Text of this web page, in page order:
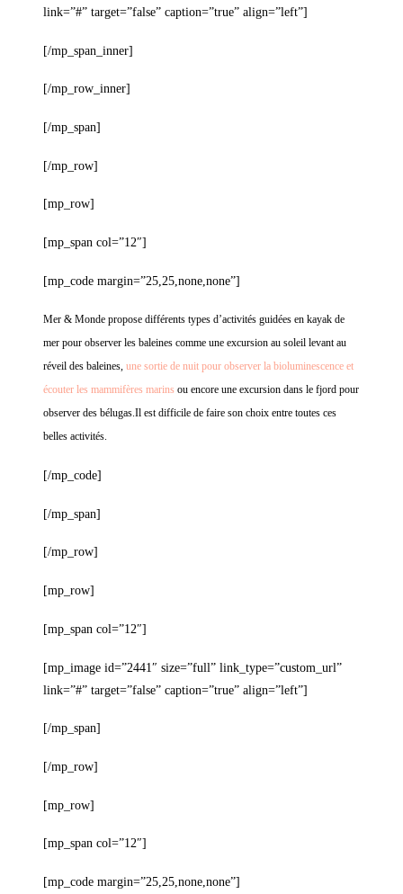
link=”#” target=”false” caption=”true” align=”left”]
[/mp_span_inner]
[/mp_row_inner]
[/mp_span]
[/mp_row]
[mp_row]
[mp_span col=”12″]
[mp_code margin=”25,25,none,none”]
Mer & Monde propose différents types d’activités guidées en kayak de
mer pour observer les baleines comme une excursion au soleil levant au
réveil des baleines, une sortie de nuit pour observer la bioluminescence et
écouter les mammifères marins ou encore une excursion dans le fjord pour
observer des bélugas.Il est difficile de faire son choix entre toutes ces
belles activités.
[/mp_code]
[/mp_span]
[/mp_row]
[mp_row]
[mp_span col=”12″]
[mp_image id=”2441″ size=”full” link_type=”custom_url”
link=”#” target=”false” caption=”true” align=”left”]
[/mp_span]
[/mp_row]
[mp_row]
[mp_span col=”12″]
[mp_code margin=”25,25,none,none”]